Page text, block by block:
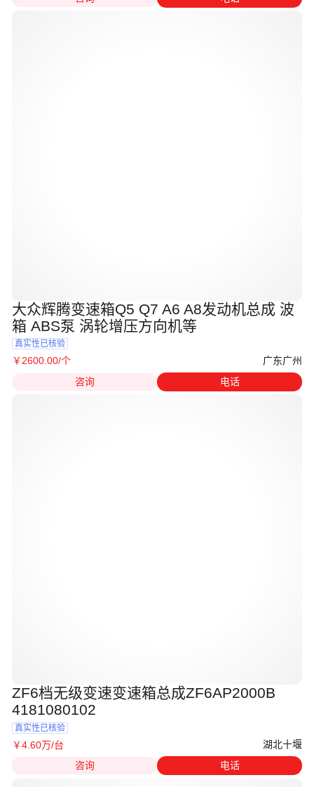
大众辉腾变速箱Q5 Q7 A6 A8发动机总成 波
箱 ABS泵 涡轮增压方向机等
真实性已核验
￥2600.00/个
广东广州
咨询
电话
ZF6档无级变速变速箱总成ZF6AP2000B
4181080102
真实性已核验
￥4 .60万/台
湖北十堰
咨询
电话